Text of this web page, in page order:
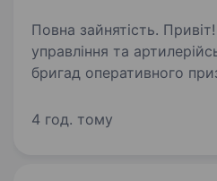
Повна зайнятість. Привіт! Ми — батарея
управління та
бригад оперативного
набір на військову
4 год. тому